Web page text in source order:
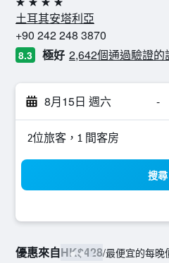
4星級
土耳其安塔利亞
+90 242 248 3870
8.3 極好 2,642個通過驗證的
8月15日 週六 -
2位旅客，1 間客房
搜尋
優惠來自HK$428/最便宜的每晚